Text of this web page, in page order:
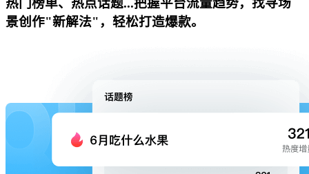
景创作"新解法"，轻松打造爆款。